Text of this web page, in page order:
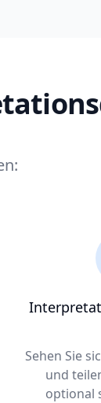
Sehen Sie
und
optional